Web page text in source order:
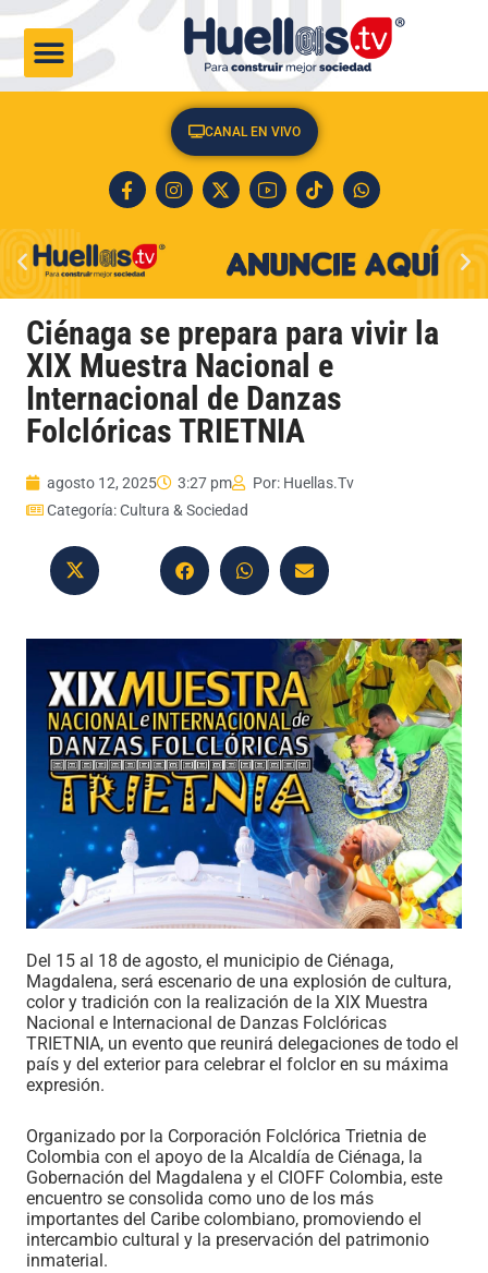
CANAL EN VIVO
Ciénaga se prepara para vivir la
XIX Muestra Nacional e
Internacional de Danzas
Folclóricas TRIETNIA
agosto 12, 2025 3:27 pm Por: Huellas.Tv
Categoría:Cultura & Sociedad
Del 15 al 18 de agosto, el municipio de Ciénaga,
Magdalena, será escenario de una explosión de cultura,
color y tradición con la realización de la XIX Muestra
Nacional e Internacional de Danzas Folclóricas
TRIETNIA, un evento que reunirá delegaciones de todo el
país y del exterior para celebrar el folclor en su máxima
expresión.
Organizado por la Corporación Folclórica Trietnia de
Colombia con el apoyo de la Alcaldía de Ciénaga, la
Gobernación del Magdalena y el CIOFF Colombia, este
encuentro se consolida como uno de los más
importantes del Caribe colombiano, promoviendo el
intercambio cultural y la preservación del patrimonio
inmaterial.